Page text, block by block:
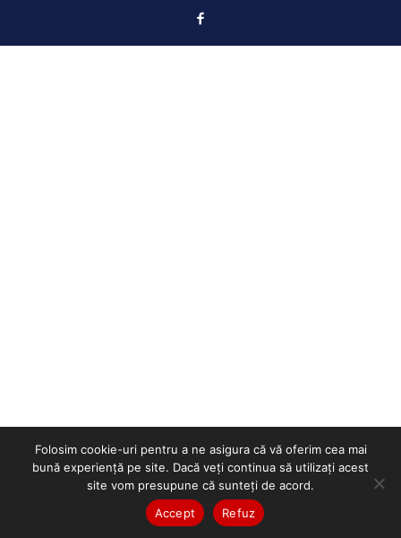
Folosim cookie-uri pentru a ne asigura că vă oferim cea mai
bună experiență pe site. Dacă veți continua să utilizați acest
site vom presupune că sunteți de acord.
Accept
Refuz